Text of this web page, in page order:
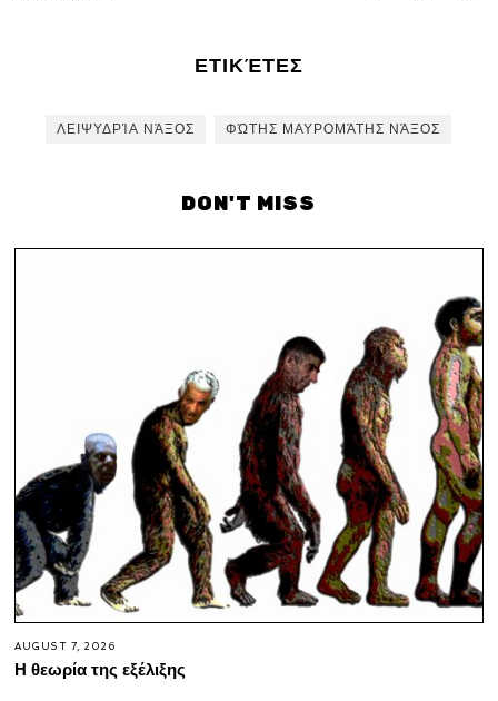
ΕΤΙΚΈΤΕΣ
ΛΕΙΨΥΔΡΊΑ ΝΆΞΟΣ ΦΏΤΗΣ ΜΑΥΡΟΜΆΤΗΣ ΝΆΞΟΣ
DON'T MISS
AUGUST 7, 2026
Η θεωρία της εξέλιξης